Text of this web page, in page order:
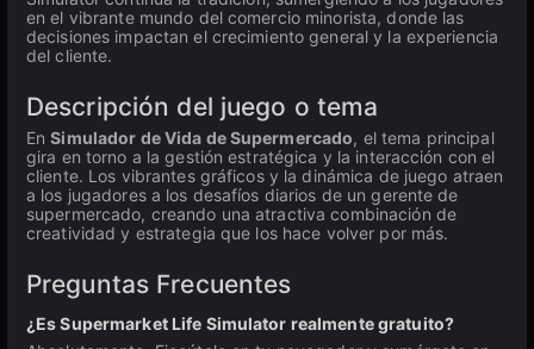
en el vibrante mundo del comercio minorista, donde las
decisiones impactan el crecimiento general y la experiencia
del cliente.
Descripción del juego o tema
EnSimulador de Vida de Supermercado, el tema principal
gira en torno a la gestión estratégica y la interacción con el
cliente. Los vibrantes gráficos y la dinámica de juego atraen
a los jugadores a los desafíos diarios de un gerente de
supermercado, creando una atractiva combinación de
creatividad y estrategia que los hace volver por más.
Preguntas Frecuentes
¿Es Supermarket Life Simulator realmente gratuito?